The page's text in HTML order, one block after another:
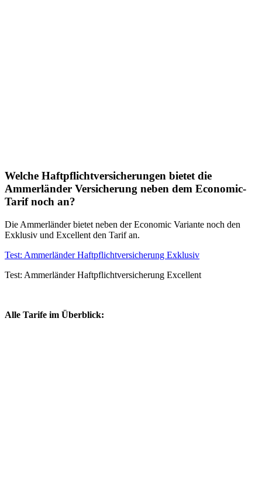
Welche Haftpflichtversicherungen bietet die
Ammerländer Versicherung neben dem Economic-
Tarif noch an?
Die Ammerländer bietet neben der Economic Variante noch den
Exklusiv und Excellent den Tarif an.
Test: Ammerländer Haftpflichtversicherung Exklusiv
Test: Ammerländer Haftpflichtversicherung Excellent
Alle Tarife im Überblick: